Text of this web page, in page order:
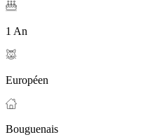
1 An
Européen
Bouguenais